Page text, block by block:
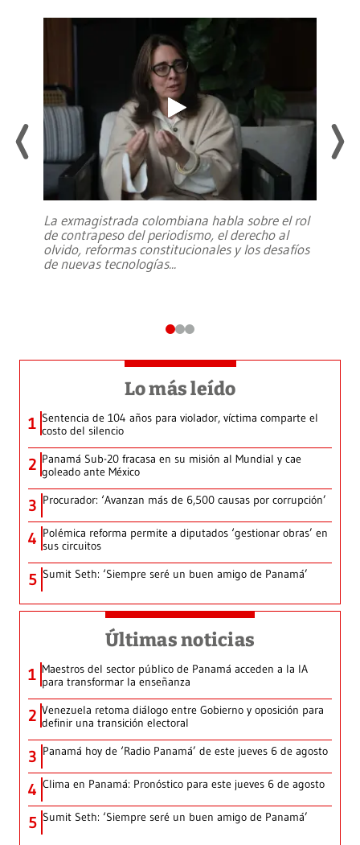
La exmagistrada colombiana habla sobre el rol
de contrapeso del periodismo, el derecho al
olvido, reformas constitucionales y los desafíos
de nuevas tecnologías...
Lo más leído
1 Sentencia de 104 años para violador, víctima comparte el
costo del silencio
2 Panamá Sub-20 fracasa en su misión al Mundial y cae
goleado ante México
3 Procurador: ‘Avanzan más de 6,500 causas por corrupción’
4 Polémica reforma permite a diputados ‘gestionar obras’ en
sus circuitos
5 Sumit Seth: ‘Siempre seré un buen amigo de Panamá’
Últimas noticias
1 Maestros del sector público de Panamá acceden a la IA
para transformar la enseñanza
2 Venezuela retoma diálogo entre Gobierno y oposición para
definir una transición electoral
3 Panamá hoy de ‘Radio Panamá’ de este jueves 6 de agosto
4 Clima en Panamá: Pronóstico para este jueves 6 de agosto
5 Sumit Seth: ‘Siempre seré un buen amigo de Panamá’